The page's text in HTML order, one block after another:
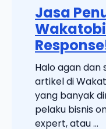
Jasa
Halo agan dan
artikel di
yang banyak
pelaku bisnis
expert, atau ...